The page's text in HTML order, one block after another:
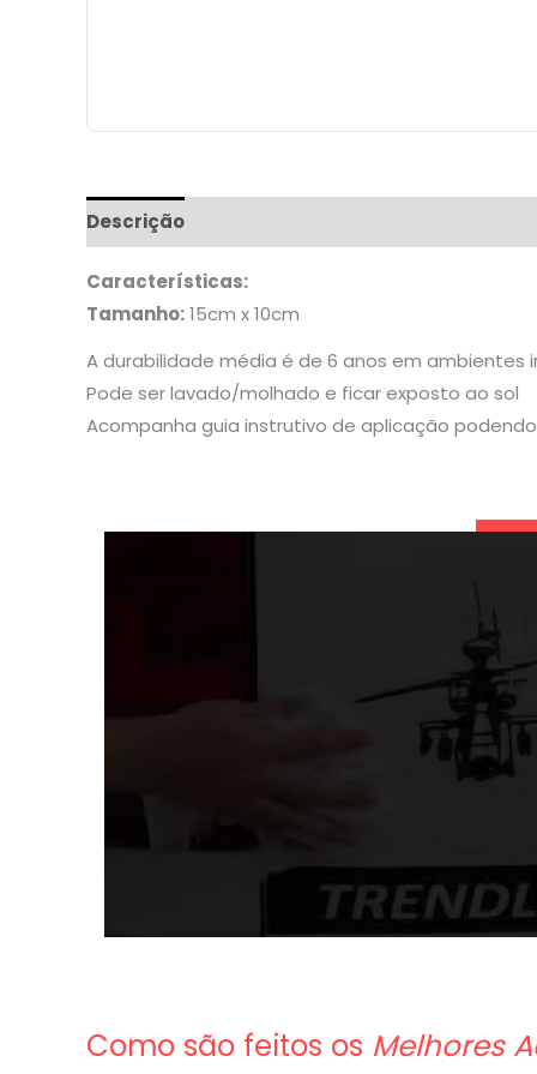
Descrição
Características:
Tamanho:15cm x 10cm
A durabilidade média é de 6 anos em
Pode ser lavado/molhado e ficar exposto ao sol
Acompanha guia instrutivo de aplicação
Como são feitos os Melhores